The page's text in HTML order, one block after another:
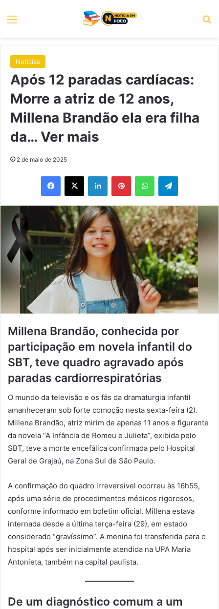
Menu
Notícias
Após 12 paradas cardíacas:
Morre a atriz de 12 anos,
Millena Brandão ela era filha
da… Ver mais
2 de maio de 2025
Facebook
X LinkedinPinterestWhatsAppTelegram
Millena Brandão, conhecida por
participação em novela infantil do
SBT, teve quadro agravado após
paradas cardiorrespiratórias
O mundo da televisão e os fãs da dramaturgia infantil
amanheceram sob forte comoção nesta sexta-feira (2).
Millena Brandão, atriz mirim de apenas 11 anos e figurante
da novela “A Infância de Romeu e Julieta”, exibida pelo
SBT, teve a morte encefálica confirmada pelo Hospital
Geral de Grajaú, na Zona Sul de São Paulo.
A confirmação do quadro irreversível ocorreu às 16h55,
após uma série de procedimentos médicos rigorosos,
conforme informado em boletim oficial. Millena estava
internada desde a última terça-feira (29), em estado
considerado “gravíssimo”. A menina foi transferida para o
hospital após ser inicialmente atendida na UPA Maria
Antonieta, também na capital paulista.
De um diagnóstico comum a um